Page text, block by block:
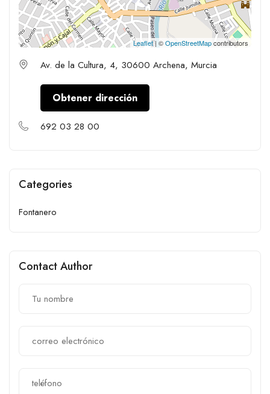
Leaflet| ©OpenStreetMapcontributors
Av. de la Cultura, 4, 30600 Archena, Murcia
Obtener dirección
692 03 28 00
Categories
Fontanero
Contact Author